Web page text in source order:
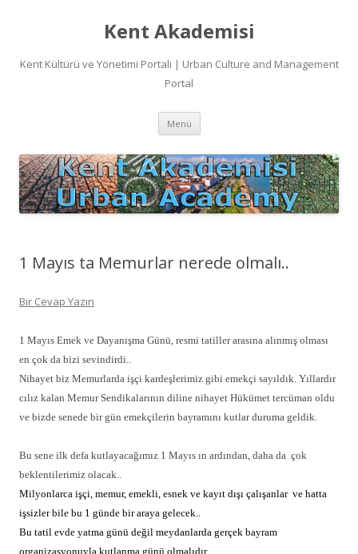
Kent Akademisi
Kent Kültürü ve Yönetimi Portalı | Urban Culture and Management
Portal
Menü İçeriğe
1 Mayıs ta Memurlar nerede olmalı..
Bir Cevap Yazın
1 Mayıs Emek ve Dayanışma Günü, resmi tatiller arasına alınmış olması
en çok da bizi sevindirdi..
Nihayet biz Memurlarda işçi kardeşlerimiz gibi emekçi sayıldık. Yıllardır
cılız kalan Memur Sendikalarının diline nihayet Hükümet tercüman oldu
ve bizde senede bir gün emekçilerin bayramını kutlar duruma geldik.
Bu sene ilk defa kutlayacağımız 1 Mayıs ın ardından, daha da çok
beklentilerimiz olacak..
Milyonlarca işçi, memur, emekli, esnek ve kayıt dışı çalışanlar ve hatta
işsizler bile bu 1 günde bir araya gelecek..
Bu tatil evde yatma günü değil meydanlarda gerçek bayram
organizasyonuyla kutlanma günü olmalıdır..